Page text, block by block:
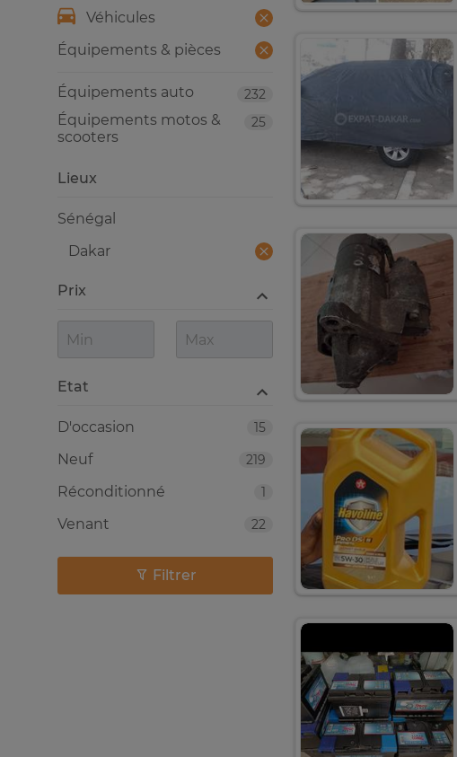
Véhicules
Équipements & pièces
232
Équipements auto
25
Équipements motos &
scooters
Lieux
Sénégal
Dakar
Prix
Etat
15
D'occasion
219
Neuf
1
Réconditionné
22
Venant
Filtrer